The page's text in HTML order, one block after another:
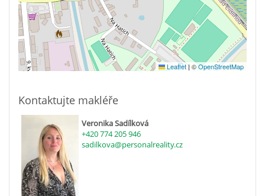
Leaflet | ©OpenStreetMap
Kontaktujte makléře
Veronika Sadílková
+420 774 205 946
sadilkova@personalreality.cz